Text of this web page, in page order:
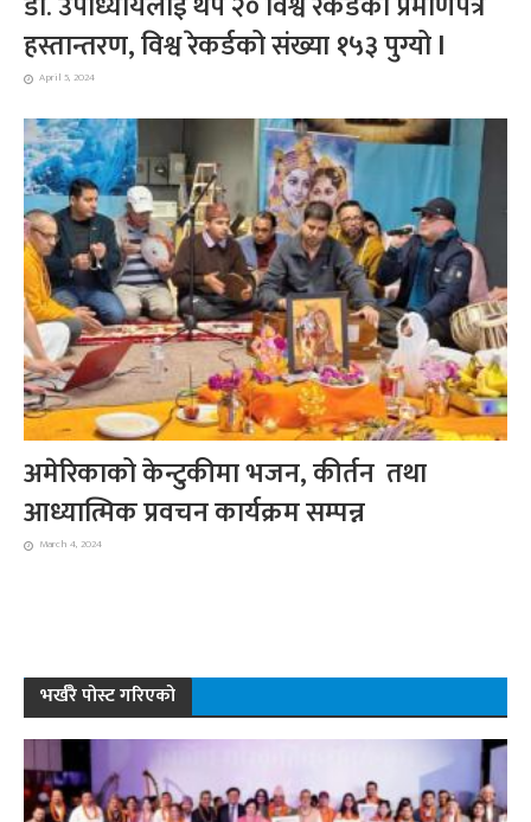
हस्तान्तरण, विश्व रेकर्डको संख्या १५३ पुग्यो l
April 5, 2024
अमेरिकाको केन्टुकीमा भजन, कीर्तन तथा
आध्यात्मिक प्रवचन कार्यक्रम सम्पन्न
March 4, 2024
भर्खरै पोस्ट गरिएको